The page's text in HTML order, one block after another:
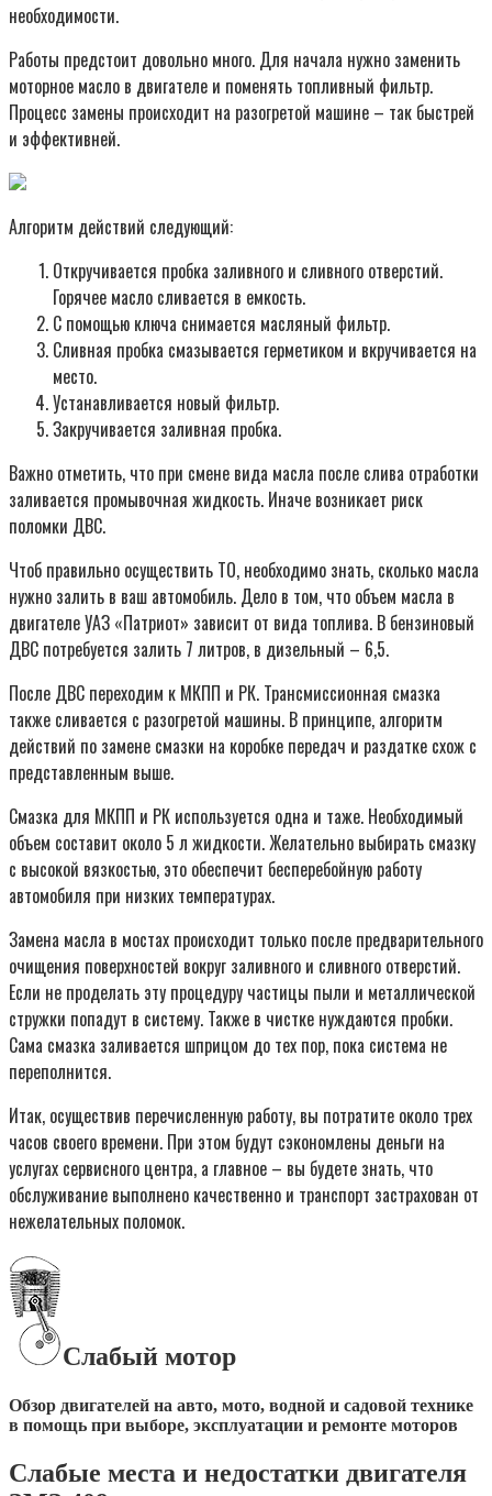
необходимости.
Работы предстоит довольно много. Для начала нужно заменить
моторное масло в двигателе и поменять топливный фильтр.
Процесс замены происходит на разогретой машине – так быстрей
и эффективней.
Алгоритм действий следующий:
Откручивается пробка заливного и сливного отверстий.
Горячее масло сливается в емкость.
С помощью ключа снимается масляный фильтр.
Сливная пробка смазывается герметиком и вкручивается на
место.
Устанавливается новый фильтр.
Закручивается заливная пробка.
Важно отметить, что при смене вида масла после слива отработки
заливается промывочная жидкость. Иначе возникает риск
поломки ДВС.
Чтоб правильно осуществить ТО, необходимо знать, сколько масла
нужно залить в ваш автомобиль. Дело в том, что объем масла в
двигателе УАЗ «Патриот» зависит от вида топлива. В бензиновый
ДВС потребуется залить 7 литров, в дизельный – 6,5.
После ДВС переходим к МКПП и РК. Трансмиссионная смазка
также сливается с разогретой машины. В принципе, алгоритм
действий по замене смазки на коробке передач и раздатке схож с
представленным выше.
Смазка для МКПП и РК используется одна и таже. Необходимый
объем составит около 5 л жидкости. Желательно выбирать смазку
с высокой вязкостью, это обеспечит бесперебойную работу
автомобиля при низких температурах.
Замена масла в мостах происходит только после предварительного
очищения поверхностей вокруг заливного и сливного отверстий.
Если не проделать эту процедуру частицы пыли и металлической
стружки попадут в систему. Также в чистке нуждаются пробки.
Сама смазка заливается шприцом до тех пор, пока система не
переполнится.
Итак, осуществив перечисленную работу, вы потратите около трех
часов своего времени. При этом будут сэкономлены деньги на
услугах сервисного центра, а главное – вы будете знать, что
обслуживание выполнено качественно и транспорт застрахован от
нежелательных поломок.
Слабый мотор
Обзор двигателей на авто, мото, водной и садовой технике
в помощь при выборе, эксплуатации и ремонте моторов
Слабые места и недостатки двигателя